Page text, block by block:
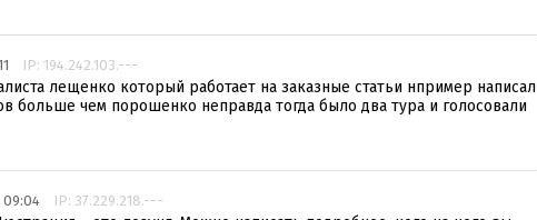
IP: 194.242.103.---
лещенко который работает на заказные статьи нпример написал
больше чем порошенко неправда тогда было два тура и голосовали
09:04 IP: 37.229.218.---